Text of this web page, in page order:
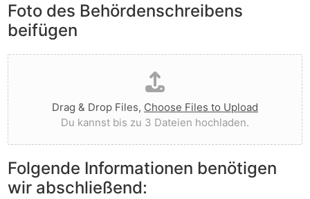
v
o
r
g
e
w
o
r
f
e
n
?
l
i
e
t
I
h
n
e
n
v
o
r
?
e
A
n
e
r
k
u
n
g
e
n
z
u
Foto des Behördenschreibens
beifügen
D
a
t
e
i
h
o
h
l
Drag & Drop Files, Choose Files to Upload
Du kannst bis zu 3 Dateien hochladen.
Folgende Informationen benötigen
wir abschließend: